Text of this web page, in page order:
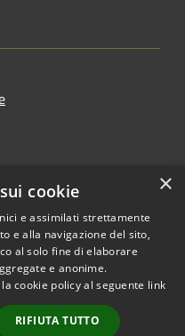
Copyright © 2026 • Comune di
Stezzano • Powered by
Municipium•
Accesso
×
cookie
e assimilati strettamente
e alla navigazione del sito,
al solo fine di elaborare
e anonime.
cookie policy al seguente link
RIFIUTA TUTTO